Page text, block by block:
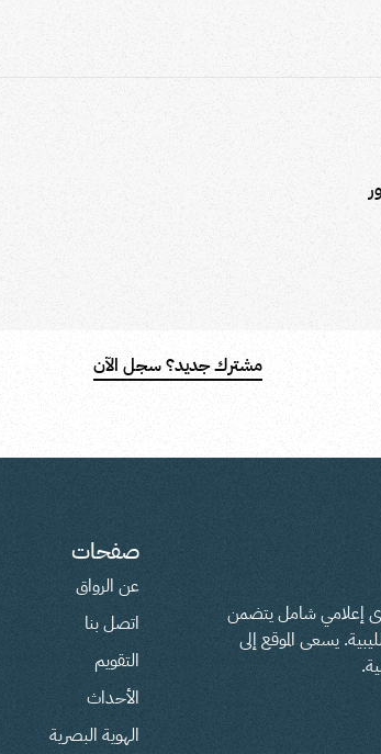
مشترك جديد؟ سجل الآن
إعلامي شامل يتضمن
يسعى الموقع إلى
صفحات
عن الرواق
اتصل بنا
التقويم
الأحداث
الهوية البصرية